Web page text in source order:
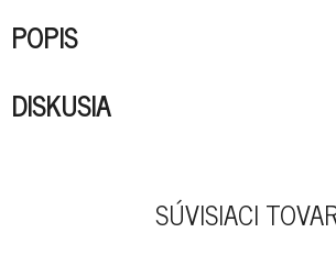
POPIS
DISKUSIA
SÚVISIACI